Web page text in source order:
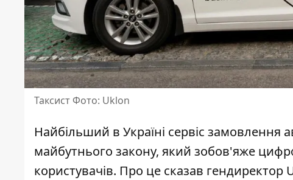
Таксист Фото: Uklon
Найбільший в Україні сервіс
майбутнього закону, який зобов'яже
користувачів. Про це сказав